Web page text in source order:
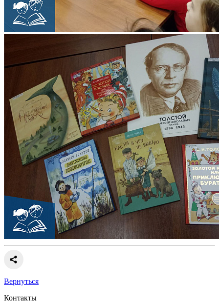
Вернуться
Контакты